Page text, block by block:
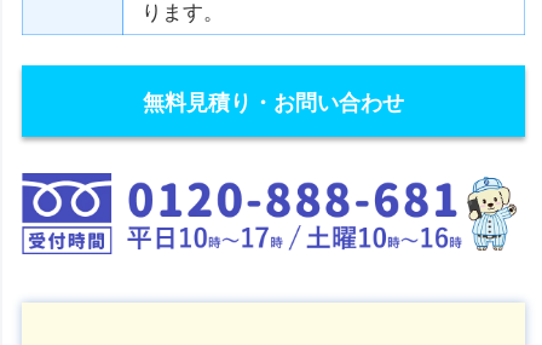
ります。
無料見積り・お問い合わせ